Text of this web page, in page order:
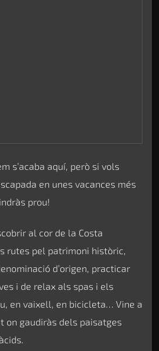
on gaudiràs dels paisatges
amics o per practicar el
hi teniu tantes propostes de
us les acabareu.
remor de les onades o amb els
treure’t les sabates a les
carrers plens d’història, art i